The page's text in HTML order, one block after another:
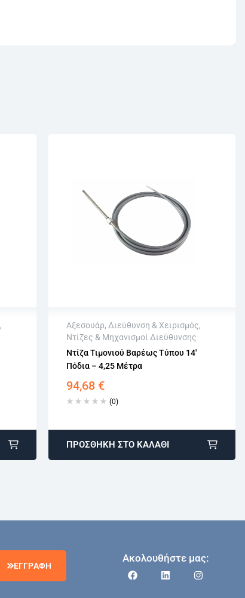
,
Αξεσουάρ, Διεύθυνση & Χειρισμός,
Ντίζες & Μηχανισμοί Διεύθυνσης
Ντίζα Τιμονιού Βαρέως Τύπου 14′
Πόδια – 4,25 Μέτρα
94,68 €
(0)
Επιστροφή εντός 15 εργάσιμων
Αγορά χωρίς εγγραφή
ΠΡΟΣΘΉΚΗ ΣΤΟ ΚΑΛΆΘΙ
ΕΓΓΡΑΦΗ
Ακολουθήστε μας: